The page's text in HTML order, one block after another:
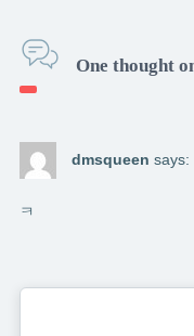
One thought
dmsqueen says:
ㅋ